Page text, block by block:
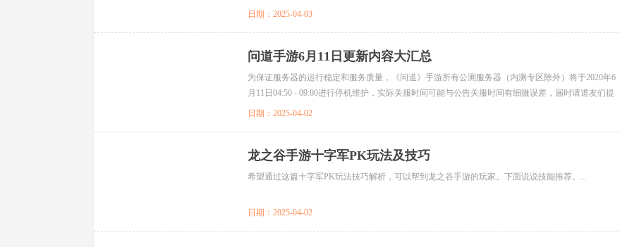
日期：2025-04-03
问道手游6月11日更新内容大汇总
为保证服务器的运行稳定和服务质量，《问道》手游所有公测服务器（内测专区除外）将于2020年6
月11日04:50 - 09:00进行停机维护，实际关服时间可能与公告关服时间有细微误差，届时请道友们提
前做...
日期：2025-04-02
龙之谷手游十字军PK玩法及技巧
希望通过这篇十字军PK玩法技巧解析，可以帮到龙之谷手游的玩家。下面说说技能推荐。...
日期：2025-04-02